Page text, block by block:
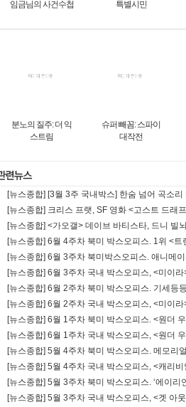
임금님의 사건수첩 특별시민
분노의 질주: 더 익
스트림
슈퍼 빼꼼: 스파이
대작전
[뉴스종합] [3월 3주 국내박스] 한숨 넘어 곡소리
[뉴스종합] 크리스 프랫, SF 영화 <고스트 드래
[뉴스종합] <가오갤> 데이브 바티스타, 드니 빌
[뉴스종합] 6월 4주차 북미 박스오피스. 1위 <
[뉴스종합] 6월 3주차 북미박스오피스. 애니메이
[뉴스종합] 6월 3주차 국내 박스오피스, <미이
[뉴스종합] 6월 2주차 북미 박스오피스. 기세등
[뉴스종합] 6월 2주차 국내 박스오피스, <미이
[뉴스종합] 6월 1주차 북미 박스오피스. <원더
[뉴스종합] 6월 1주차 국내 박스오피스, <원더
[뉴스종합] 5월 4주차 북미 박스오피스. 메모리
[뉴스종합] 5월 4주차 국내 박스오피스, <캐리
[뉴스종합] 5월 3주차 북미 박스오피스. ‘에이리
[뉴스종합] 5월 3주차 국내 박스오피스, <겟 아